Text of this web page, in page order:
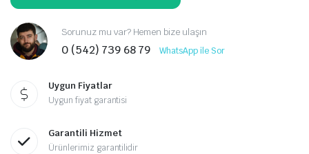
Sorunuz mu var? Hemen bize ulaşın
0 (542) 739 68 79 WhatsApp ile Sor
Uygun Fiyatlar
Uygun fiyat garantisi
Garantili Hizmet
Ürünlerimiz garantilidir